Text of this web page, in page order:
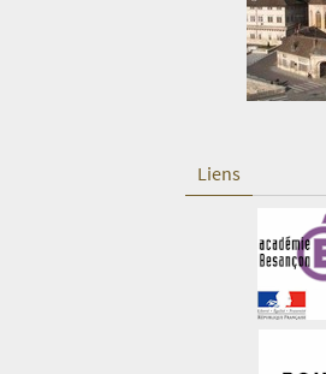
Liens